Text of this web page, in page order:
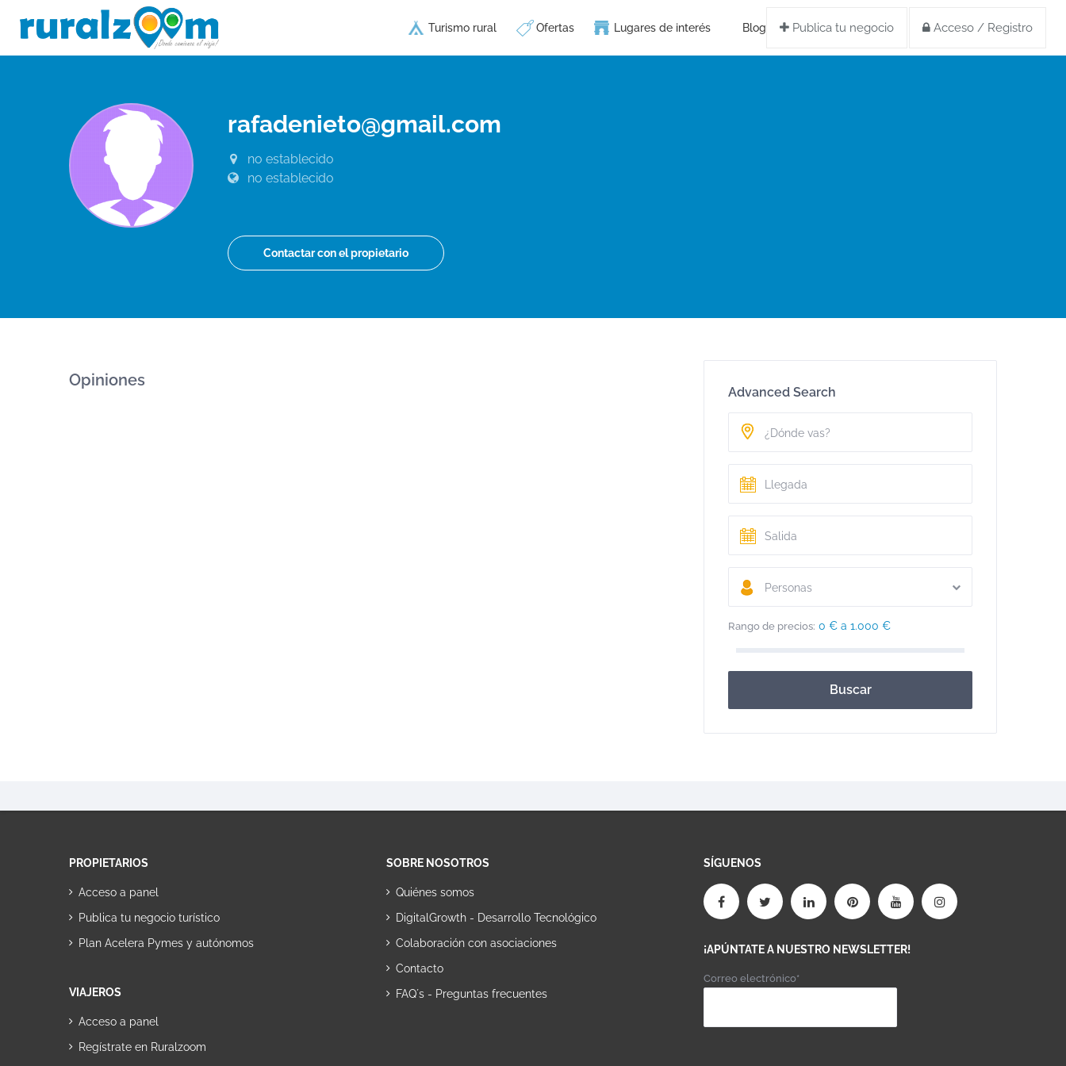
Publica tu negocio Acceso / Registro
Turismo rural Ofertas Lugares de interés Blog
rafadenieto@gmail.com
no establecido
no establecido
Contactar con el propietario
Opiniones
Advanced Search
Personas
Rango de precios: 0 € a 1.000 €
Buscar
PROPIETARIOS
Acceso a panel
Publica tu negocio turístico
Plan Acelera Pymes y autónomos
VIAJEROS
Acceso a panel
Regístrate en Ruralzoom
SOBRE NOSOTROS
Quiénes somos
DigitalGrowth - Desarrollo Tecnológico
Colaboración con asociaciones
Contacto
FAQ´s - Preguntas frecuentes
SÍGUENOS
¡APÚNTATE A NUESTRO NEWSLETTER!
Correo electrónico*